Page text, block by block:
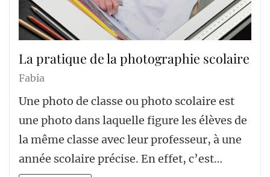
La pratique de la photographie scolaire
Fabia
Une photo de classe ou photo scolaire est
une photo dans laquelle figure les élèves de
la même classe avec leur professeur, à une
année scolaire précise. En effet, c’est…